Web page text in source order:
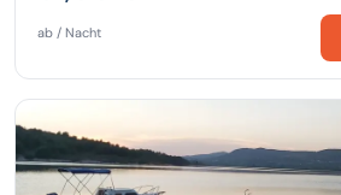
ab / Nacht